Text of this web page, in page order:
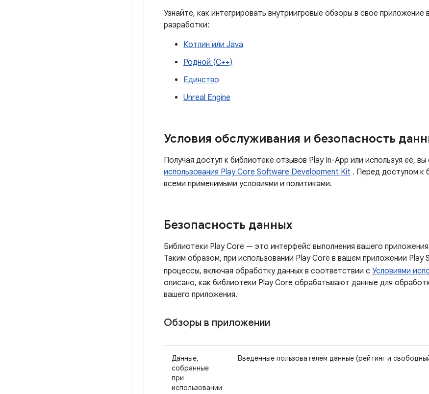
Узнайте, как интегрировать внутриигровые обзоры в свое
разработки:
Котлин или Java
Родной (C++)
Единство
Unreal Engine
Условия обслуживания и безопасность
Получая доступ к библиотеке отзывов Play In-App или используя её,
использования Play Core Software Development Kit . Перед доступом к
всеми применимыми условиями и политиками.
Безопасность данных
Библиотеки Play Core — это интерфейс выполнения вашего
Таким образом, при использовании Play Core в вашем приложении Play
процессы, включая обработку данных в соответствии с Условиями
описано, как библиотеки Play Core обрабатывают данные для
вашего приложения.
Обзоры в приложении
Данные,
собранные
при
использовании
Введенные пользователем данные (рейтинг и